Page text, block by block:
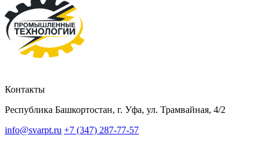
Контакты
Республика Башкортостан, г. Уфа, ул. Трамвайная, 4/2
info@svarpt.ru +7 (347) 287-77-57